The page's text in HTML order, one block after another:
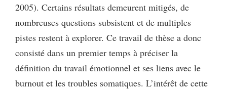
2005). Certains résultats demeurent mitigés, de
nombreuses questions subsistent et de multiples
pistes restent à explorer. Ce travail de thèse a donc
consisté dans un premier temps à préciser la
définition du travail émotionnel et ses liens avec le
burnout et les troubles somatiques. L’intérêt de cette